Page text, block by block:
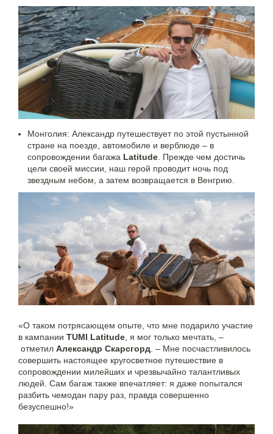
Монголия: Александр путешествует по этой пустынной
стране на поезде, автомобиле и верблюде – в
сопровождении багажа Latitude . Прежде чем достичь
цели своей миссии, наш герой проводит ночь под
звездным небом, а затем возвращается в Венгрию.
«О таком потрясающем опыте, что мне подарило участие
в кампании TUMI Latitude, я мог только мечтать, –
отметил Александр Скарсгорд. – Мне посчастливилось
совершить настоящее кругосветное путешествие в
сопровождении милейших и чрезвычайно талантливых
людей. Сам багаж также впечатляет: я даже попытался
разбить чемодан пару раз, правда совершенно
безуспешно!»